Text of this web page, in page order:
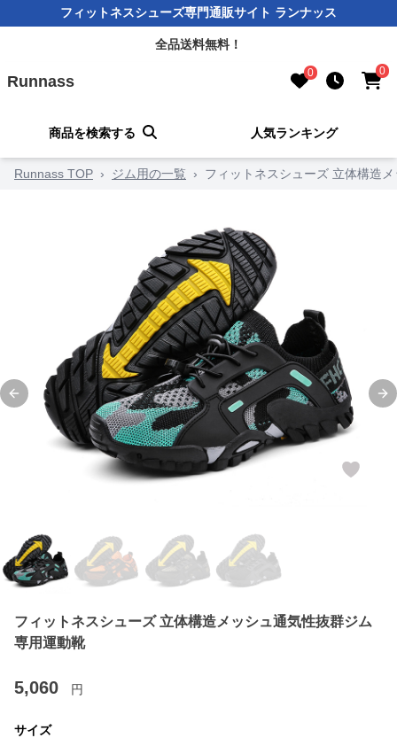
フィットネスシューズ専門通販サイト ランナッス
全品送料無料！
Runnass 0 0
商品を検索する 人気ランキング
Runnass TOP › ジム用の一覧 › フィットネスシューズ 立体構造
Previous slide
フィットネスシューズ 立体構造メッシュ通気性抜群ジム
専用運動靴
5,060 円
サイズ